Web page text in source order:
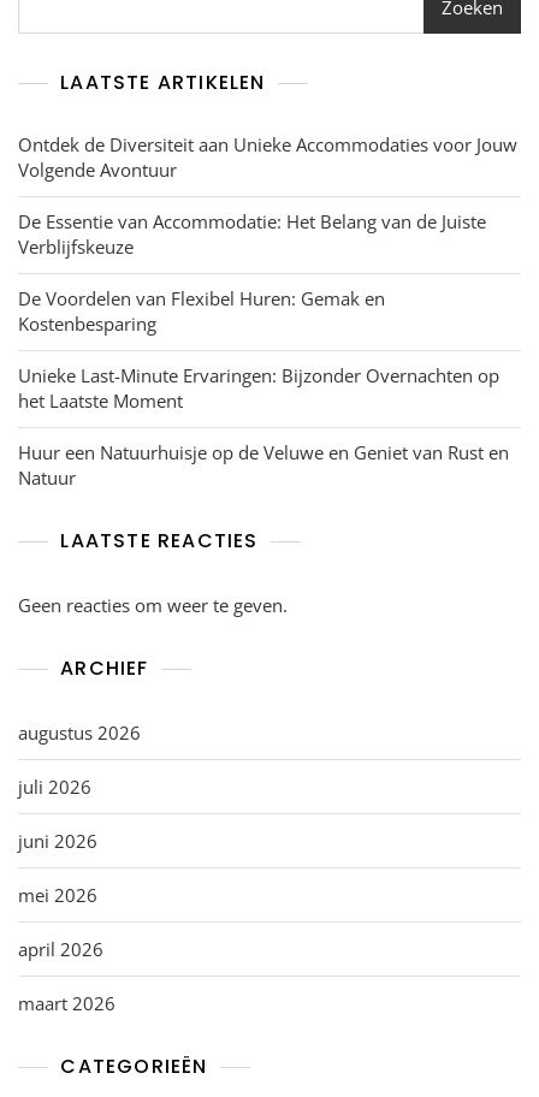
Zoeken
LAATSTE ARTIKELEN
Ontdek de Diversiteit aan Unieke Accommodaties voor Jouw
Volgende Avontuur
De Essentie van Accommodatie: Het Belang van de Juiste
Verblijfskeuze
De Voordelen van Flexibel Huren: Gemak en
Kostenbesparing
Unieke Last-Minute Ervaringen: Bijzonder Overnachten op
het Laatste Moment
Huur een Natuurhuisje op de Veluwe en Geniet van Rust en
Natuur
LAATSTE REACTIES
Geen reacties om weer te geven.
ARCHIEF
augustus 2026
juli 2026
juni 2026
mei 2026
april 2026
maart 2026
CATEGORIEËN